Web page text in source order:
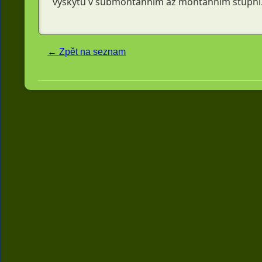
← Zpět na seznam